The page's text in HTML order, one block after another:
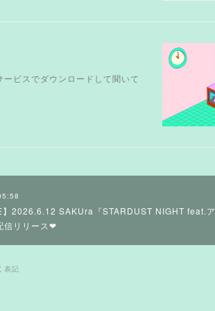
ビスでダウンロードして聞いて
】2026.6.12 SAKUra『STARDUST NIGHT feat.ア
信リリース❤︎
表記